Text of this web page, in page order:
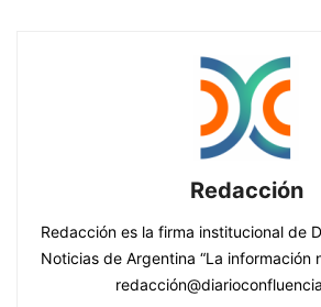
Redacción
Redacción es la firma institucional de
Noticias de Argentina “La información